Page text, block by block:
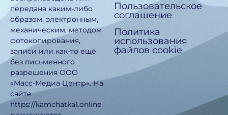
передана каким-либо
образом, электронным,
механическим, методом
фотокопирования,
записи или как-то ещё
без письменного
разрешения ООО
«Масс-Медиа Центр». На
сайте
https://kamchatka1.online
Пользовательское
соглашение
Политика
использования
файлов cookie